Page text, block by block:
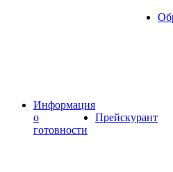
Информация
о
готовности
Прейскурант